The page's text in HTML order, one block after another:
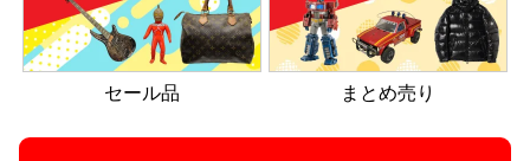
セール品 まとめ売り